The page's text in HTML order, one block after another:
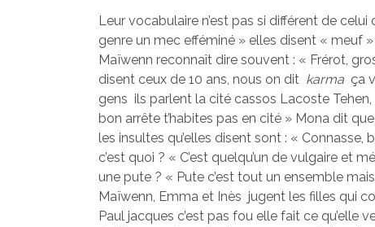
Leur vocabulaire n’est pas si différent de
genre un mec efféminé » elles disent « meuf
Maïwenn reconnaît dire souvent : « Frérot,
disent ceux de 10 ans, nous on dit karma ça
gens ils parlent la cité cassos Lacoste Tehen,
bon arrête t’habites pas en cité » Mona dit
les insultes qu’elles disent sont : «
c’est quoi ? « C’est quelqu’un de vulgaire et
une pute ? « Pute c’est tout un ensemble
Maïwenn, Emma et Inès jugent les filles qui
Paul jacques c’est pas fou elle fait ce qu’elle